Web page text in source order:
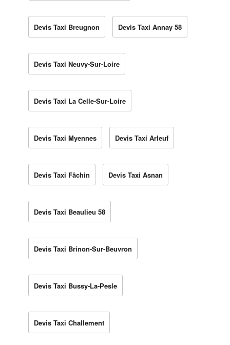
Devis Taxi Breugnon Devis Taxi Annay 58
Devis Taxi Neuvy-Sur-Loire
Devis Taxi La Celle-Sur-Loire
Devis Taxi Myennes Devis Taxi Arleuf
Devis Taxi Fâchin Devis Taxi Asnan
Devis Taxi Beaulieu 58
Devis Taxi Brinon-Sur-Beuvron
Devis Taxi Bussy-La-Pesle
Devis Taxi Challement